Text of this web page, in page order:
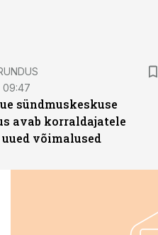
09:47
sündmuskeskuse
avab korraldajatele
võimalused